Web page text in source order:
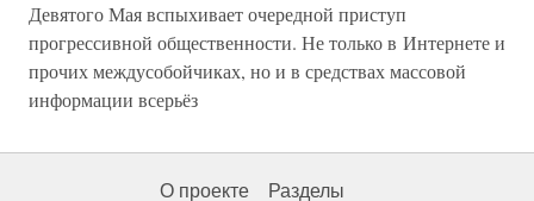
Девятого Мая вспыхивает очередной приступ
прогрессивной общественности. Не только в Интернете и
прочих междусобойчиках, но и в средствах массовой
информации всерьёз
О проекте Разделы